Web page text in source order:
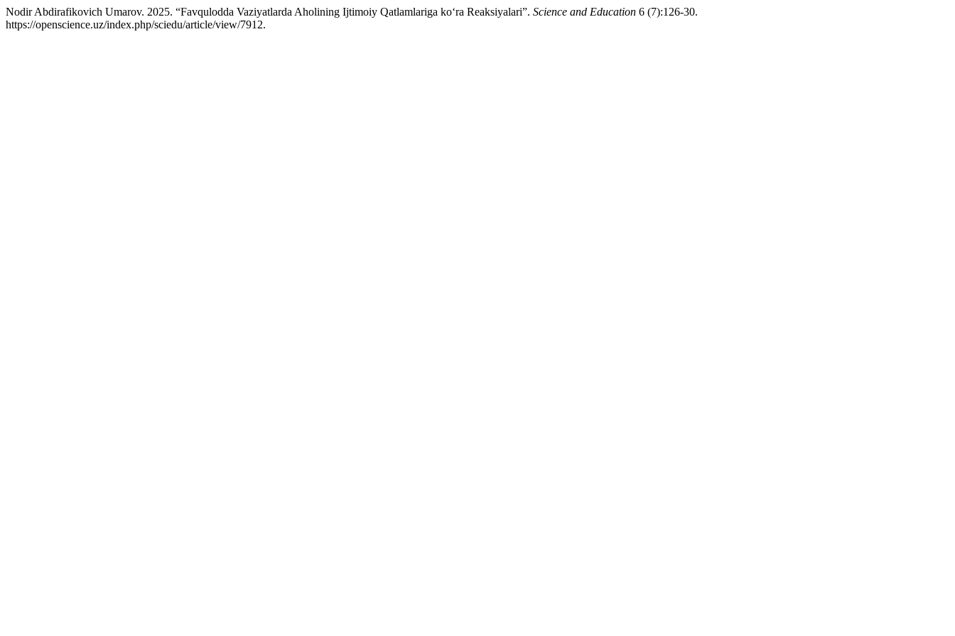
Nodir Abdirafikovich Umarov. 2025. “Favqulodda Vaziyatlarda Aholining Ijtimoiy Qatlamlariga ko‘ra Reaksiyalari”. Science and Education 6 (7):126-30.
https://openscience.uz/index.php/sciedu/article/view/7912.